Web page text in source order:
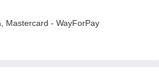
Mastercard - WayForPay